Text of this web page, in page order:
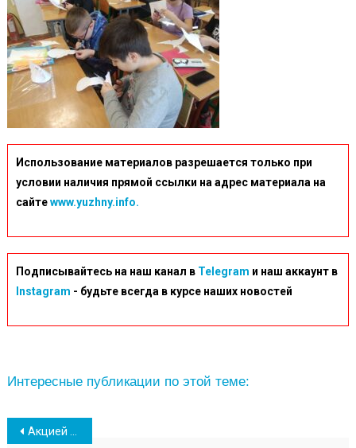
Использование материалов разрешается только при
условии наличия прямой ссылки на адрес материала на
сайтеwww.yuzhny.info.
Подписывайтесь на наш канал в Telegram и наш аккаунт в
Instagram - будьте всегда в курсе наших новостей
Интересные публикации по этой теме:
Навігація
Акцией «Ангелы памяти» южненские школьники почтили Героев Небесной Сотни